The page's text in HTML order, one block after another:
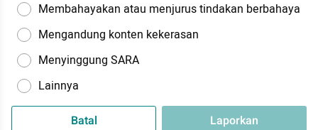
Membahayakan atau menjurus tindakan berbahaya
Mengandung konten kekerasan
Menyinggung SARA
Lainnya
Batal Laporkan